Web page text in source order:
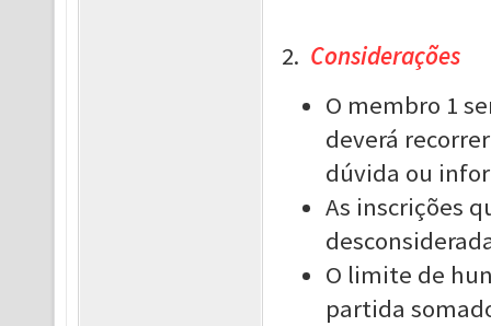
2. Considerações
O membro 1
deverá
dúvida ou
As inscrições
O limite de
partida